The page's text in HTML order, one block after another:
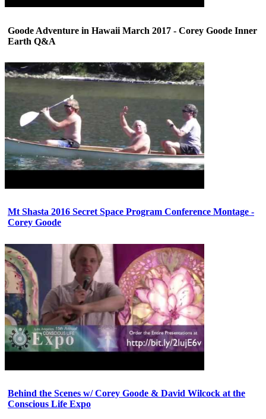
Goode Adventure in Hawaii March 2017 - Corey Goode Inner
Earth Q&A
Mt Shasta 2016 Secret Space Program Conference Montage -
Corey Goode
Behind the Scenes w/ Corey Goode & David Wilcock at the
Conscious Life Expo